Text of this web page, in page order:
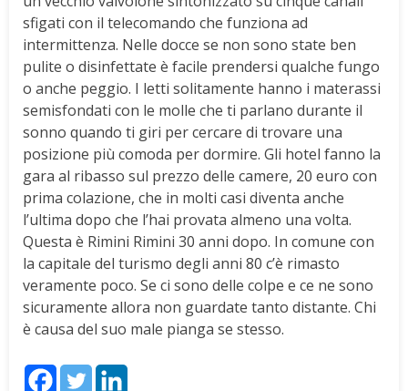
sfigati con il telecomando che funziona ad
intermittenza. Nelle docce se non sono state ben
pulite o disinfettate è facile prendersi qualche fungo
o anche peggio. I letti solitamente hanno i materassi
semisfondati con le molle che ti parlano durante il
sonno quando ti giri per cercare di trovare una
posizione più comoda per dormire. Gli hotel fanno la
gara al ribasso sul prezzo delle camere, 20 euro con
prima colazione, che in molti casi diventa anche
l’ultima dopo che l’hai provata almeno una volta.
Questa è Rimini Rimini 30 anni dopo. In comune con
la capitale del turismo degli anni 80 c’è rimasto
veramente poco. Se ci sono delle colpe e ce ne sono
sicuramente allora non guardate tanto distante. Chi
è causa del suo male pianga se stesso.